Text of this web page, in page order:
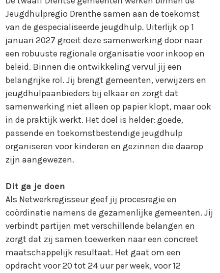
Jeugdhulpregio Drenthe samen aan de toekomst
van de gespecialiseerde jeugdhulp. Uiterlijk op 1
januari 2027 groeit deze samenwerking door naar
een robuuste regionale organisatie voor inkoop en
beleid. Binnen die ontwikkeling vervul jij een
belangrijke rol. Jij brengt gemeenten, verwijzers en
jeugdhulpaanbieders bij elkaar en zorgt dat
samenwerking niet alleen op papier klopt, maar ook
in de praktijk werkt. Het doel is helder: goede,
passende en toekomstbestendige jeugdhulp
organiseren voor kinderen en gezinnen die daarop
zijn aangewezen.
Dit ga je doen
Als Netwerkregisseur geef jij procesregie en
coördinatie namens de gezamenlijke gemeenten. Jij
verbindt partijen met verschillende belangen en
zorgt dat zij samen toewerken naar een concreet
maatschappelijk resultaat. Het gaat om een
opdracht voor 20 tot 24 uur per week, voor 12